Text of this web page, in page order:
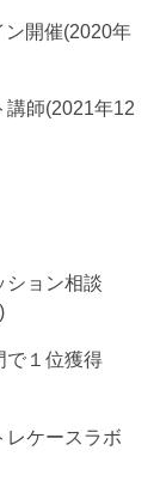
開催(2020年
師(2021年12
ション相談
で１位獲得
ケースラボ